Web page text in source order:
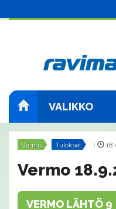
VALIKKO
Vermo Tulokset
Vermo
VERMO LÄHTÖ 9